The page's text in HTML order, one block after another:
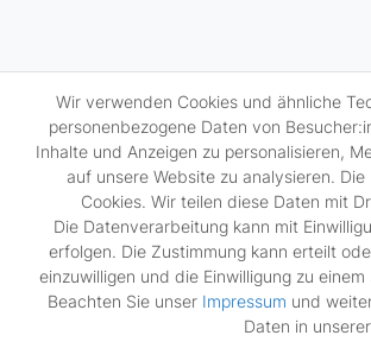
Wir verwenden Cookies und ähnliche
personenbezogene Daten von
Inhalte und Anzeigen zu personalisieren,
auf unsere Website zu analysieren.
Cookies. Wir teilen diese Daten mit
Die Datenverarbeitung kann mit
erfolgen. Die Zustimmung kann erteilt
einzuwilligen und die Einwilligung zu
Beachten Sie unser Impressum und
Daten in unserer